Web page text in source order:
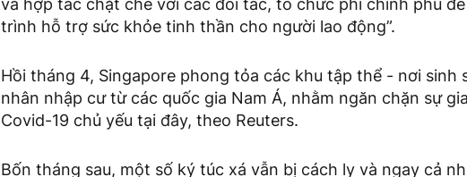
và hợp tác chặt chẽ với các đối tác, tổ chức phi chính phủ
trình hỗ trợ sức khỏe tinh thần cho người lao động”.
Hồi tháng 4, Singapore phong tỏa các khu tập thể - nơi sinh
nhân nhập cư từ các quốc gia Nam Á, nhằm ngăn chặn sự
Covid-19 chủ yếu tại đây, theo Reuters.
Bốn tháng sau, một số ký túc xá vẫn bị cách ly và ngay cả